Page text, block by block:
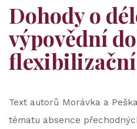
Dohody o
výpovědní
flexibilizační
Text autorů Morávka a
tématu absence